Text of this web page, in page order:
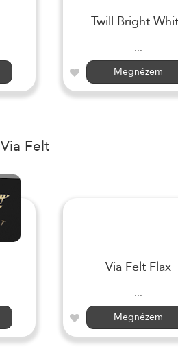
Twill Bright
...
Megnézem
Via Felt
Via Felt Flax
...
Megnézem